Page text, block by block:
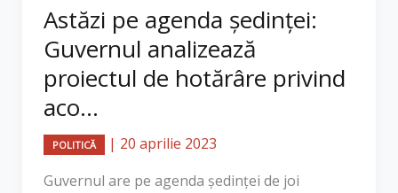
Astăzi pe agenda şedinţei:
Guvernul analizează
proiectul de hotărâre privind
aco...
POLITICĂ | 20 aprilie 2023
Guvernul are pe agenda şedinţei de joi